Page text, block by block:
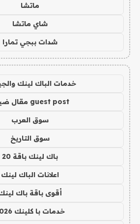
ماتشا
شاي ماتشا
شدات ببجي تمارا
خدمات الباك لينك
guest post مقال ضيف
سوق العرب
سوق التاريخ
باك لينك باقة 20
اعلانات الباك لينك
أقوى باقة باك
خدمات با كلينك 2026